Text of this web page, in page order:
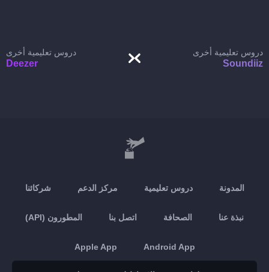
دروس تعليمية أخرى
Soundiiz
دروس تعليمية أخرى
Deezer
المدونة دروس تعليمية مركز الدعم شركائنا
نبذة عنا الصحافة اتصل بنا المطورون (API)
Android App
Apple App